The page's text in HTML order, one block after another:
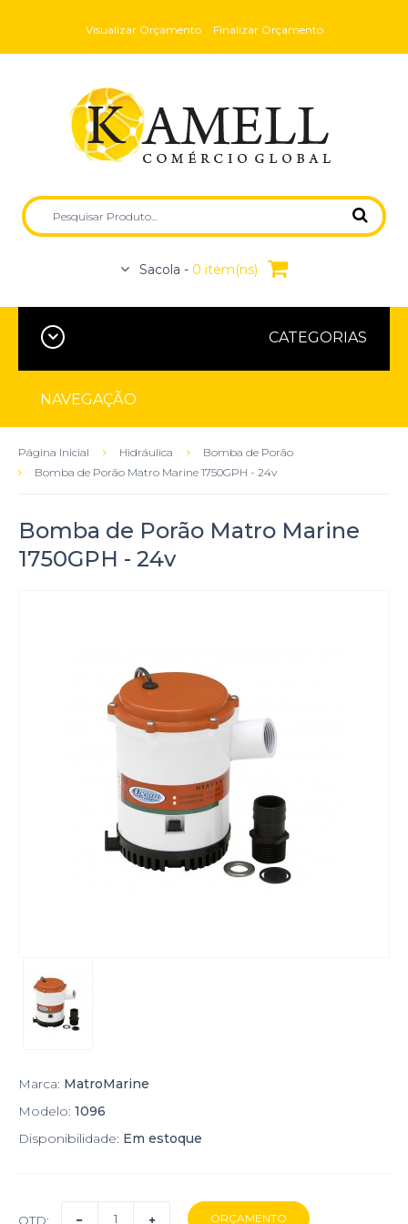
Visualizar Orçamento Finalizar Orçamento
Sacola - 0 item(ns)
CATEGORIAS
NAVEGAÇÃO
Página Inicial Hidráulica
Bomba de Porão
Bomba de Porão Matro Marine 1750GPH - 24v
Bomba de Porão Matro Marine
1750GPH - 24v
Marca: MatroMarine
Modelo: 1096
Disponibilidade: Em estoque
QTD: